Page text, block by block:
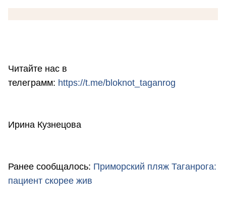
Читайте нас в
телеграмм: https://t.me/bloknot_taganrog
Ирина Кузнецова
Ранее сообщалось: Приморский пляж Таганрога:
пациент скорее жив